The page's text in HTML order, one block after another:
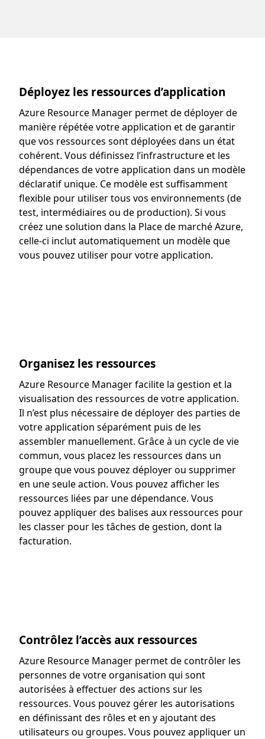
Déployez les ressources d’application
Azure Resource Manager permet de déployer de
manière répétée votre application et de garantir
que vos ressources sont déployées dans un état
cohérent. Vous définissez l’infrastructure et les
dépendances de votre application dans un modèle
déclaratif unique. Ce modèle est suffisamment
flexible pour utiliser tous vos environnements (de
test, intermédiaires ou de production). Si vous
créez une solution dans la Place de marché Azure,
celle-ci inclut automatiquement un modèle que
vous pouvez utiliser pour votre application.
Organisez les ressources
Azure Resource Manager facilite la gestion et la
visualisation des ressources de votre application.
Il n’est plus nécessaire de déployer des parties de
votre application séparément puis de les
assembler manuellement. Grâce à un cycle de vie
commun, vous placez les ressources dans un
groupe que vous pouvez déployer ou supprimer
en une seule action. Vous pouvez afficher les
ressources liées par une dépendance. Vous
pouvez appliquer des balises aux ressources pour
les classer pour les tâches de gestion, dont la
facturation.
Contrôlez l’accès aux ressources
Azure Resource Manager permet de contrôler les
personnes de votre organisation qui sont
autorisées à effectuer des actions sur les
ressources. Vous pouvez gérer les autorisations
en définissant des rôles et en y ajoutant des
utilisateurs ou groupes. Vous pouvez appliquer un